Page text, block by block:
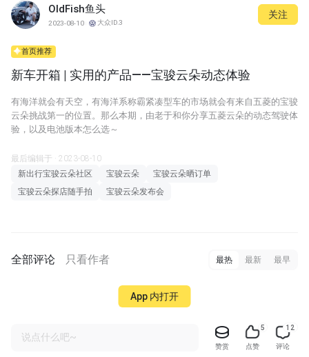
OldFish鱼头
2023-08-10 大众ID.3
关注
首页推荐
新车开箱 | 实用的产品——宝骏云朵动态体验
有海洋就会有天空，有海洋系称霸紧凑型车的市场就会有来自五菱的宝骏
云朵挑战第一的位置。那么本期，由老于和你分享五菱云朵的动态驾驶体
验，以及电池版本怎么选～
最后编辑于 · 2023-08-10
新出行宝骏云朵社区
宝骏云朵
宝骏云朵晒订单
宝骏云朵探店随手拍
宝骏云朵发布会
全部评论 只看作者 最热 最新 最早
说点什么吧~
赞赏
5
点赞
12
评论
App 内打开